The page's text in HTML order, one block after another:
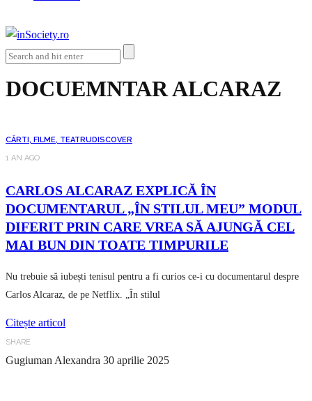
DOCUEMNTAR ALCARAZ
CĂRTI, FILME, TEATRUDISCOVER
1 AN AGO
CARLOS ALCARAZ EXPLICĂ ÎN
DOCUMENTARUL „ÎN STILUL MEU” MODUL
DIFERIT PRIN CARE VREA SĂ AJUNGĂ CEL
MAI BUN DIN TOATE TIMPURILE
Nu trebuie să iubești tenisul pentru a fi curios ce-i cu documentarul despre
Carlos Alcaraz, de pe Netflix. „În stilul
Citește articol
SHARE
Gugiuman Alexandra 30 aprilie 2025